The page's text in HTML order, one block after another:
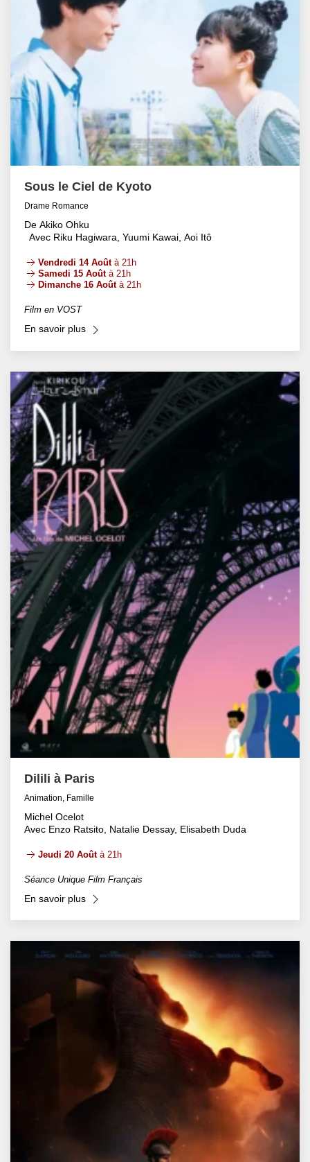
Sous le Ciel de Kyoto
Drame Romance
De Akiko Ohku
Avec Riku Hagiwara, Yuumi Kawai, Aoi Itô
Vendredi 14 Aoûtà 21h
Samedi 15 Aoûtà 21h
Dimanche 16 Aoûtà 21h
Film en VOST
En savoir plus
Dilili à Paris
Animation, Famille
Michel Ocelot
Avec Enzo Ratsito, Natalie Dessay, Elisabeth Duda
Jeudi 20 Aoûtà 21h
Séance Unique Film Français
En savoir plus